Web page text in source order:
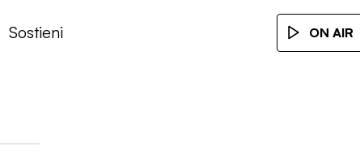
Sostieni ON AIR